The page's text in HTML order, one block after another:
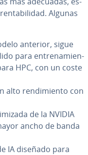
Algunas
anterior, sigue
para en­tre­na­mie­n­
HPC, con un coste
alto re­n­di­mie­n­to con
de la NVIDIA
ancho de banda
IA diseñado para